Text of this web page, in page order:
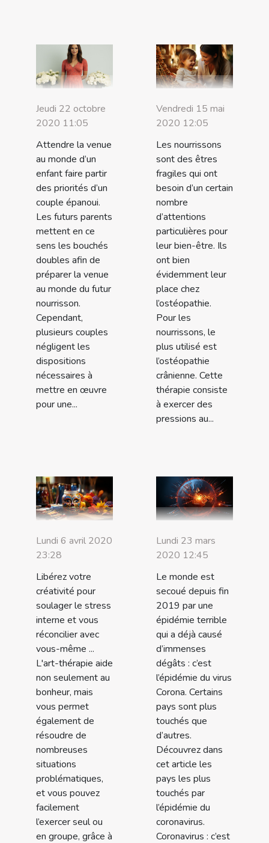
Jeudi 22 octobre
2020 11:05
Attendre la venue
au monde d’un
enfant faire partir
des priorités d’un
couple épanoui.
Les futurs parents
mettent en ce
sens les bouchés
doubles afin de
préparer la venue
au monde du futur
nourrisson.
Cependant,
plusieurs couples
négligent les
dispositions
nécessaires à
mettre en œuvre
pour une...
Vendredi 15 mai
2020 12:05
Les nourrissons
sont des êtres
fragiles qui ont
besoin d’un certain
nombre
d’attentions
particulières pour
leur bien-être. Ils
ont bien
évidemment leur
place chez
l’ostéopathie.
Pour les
nourrissons, le
plus utilisé est
l’ostéopathie
crânienne. Cette
thérapie consiste
à exercer des
pressions au...
Lundi 6 avril 2020
23:28
Libérez votre
créativité pour
soulager le stress
interne et vous
réconcilier avec
vous-même ...
L'art-thérapie aide
non seulement au
bonheur, mais
vous permet
également de
résoudre de
nombreuses
situations
problématiques,
et vous pouvez
facilement
l’exercer seul ou
en groupe, grâce à
Lundi 23 mars
2020 12:45
Le monde est
secoué depuis fin
2019 par une
épidémie terrible
qui a déjà causé
d’immenses
dégâts : c’est
l’épidémie du virus
Corona. Certains
pays sont plus
touchés que
d’autres.
Découvrez dans
cet article les
pays les plus
touchés par
l’épidémie du
coronavirus.
Coronavirus : c’est